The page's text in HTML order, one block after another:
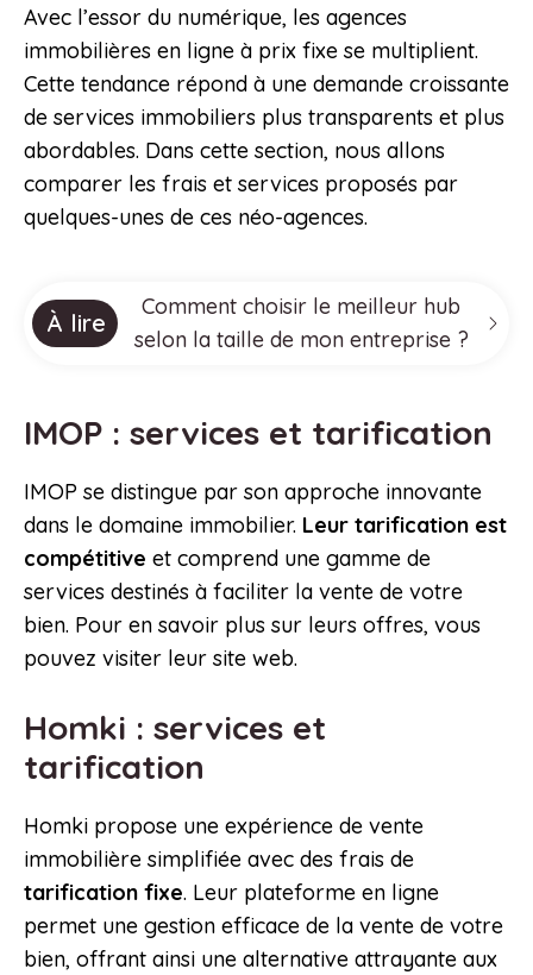
Avec l’essor du numérique, les agences
immobilières en ligne à prix fixe se multiplient.
Cette tendance répond à une demande croissante
de services immobiliers plus transparents et plus
abordables. Dans cette section, nous allons
comparer les frais et services proposés par
quelques-unes de ces néo-agences.
À lire
Comment choisir le meilleur hub
selon la taille de mon entreprise ?
IMOP : services et tarification
IMOP se distingue par son approche innovante
dans le domaine immobilier. Leur tarification est
compétitive et comprend une gamme de
services destinés à faciliter la vente de votre
bien. Pour en savoir plus sur leurs offres, vous
pouvez visiter leur site web.
Homki : services et
tarification
Homki propose une expérience de vente
immobilière simplifiée avec des frais de
tarification fixe. Leur plateforme en ligne
permet une gestion efficace de la vente de votre
bien, offrant ainsi une alternative attrayante aux